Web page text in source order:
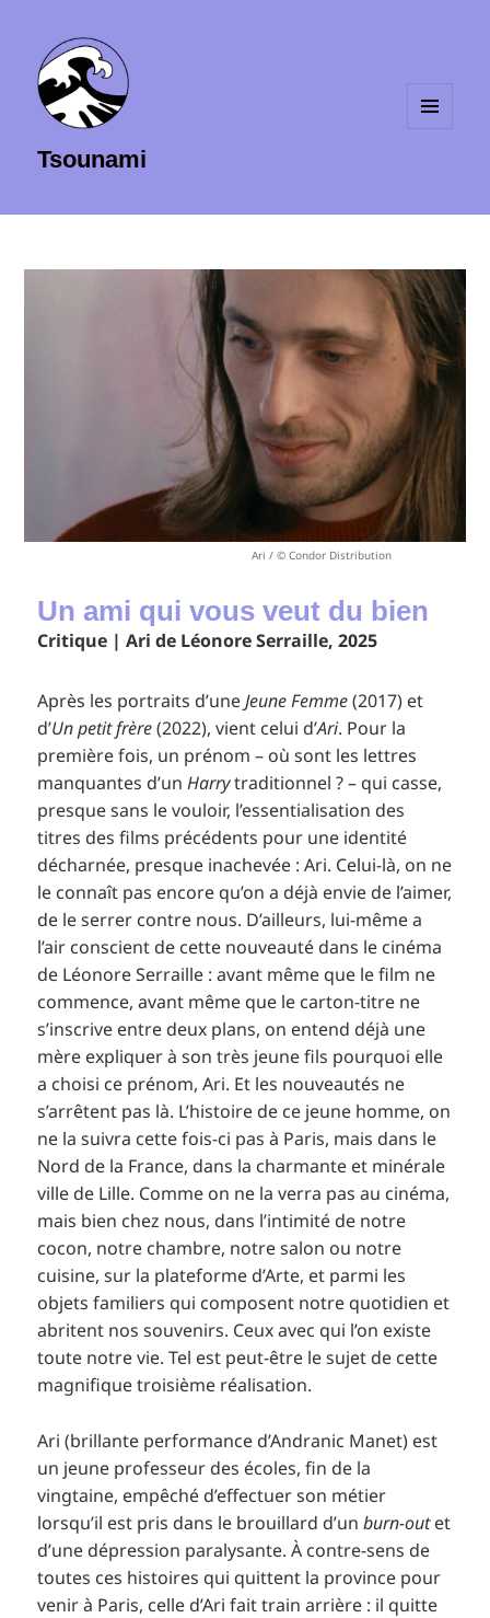
Tsounami
Ari / © Condor Distribution
Un ami qui vous veut du bien
Critique | Ari de Léonore Serraille, 2025
Après les portraits d’uneJeune Femme(2017) et
d’Un petit frère(2022), vient celui d’Ari. Pour la
première fois, un prénom – où sont les lettres
manquantes d’unHarrytraditionnel ? – qui casse,
presque sans le vouloir, l’essentialisation des
titres des films précédents pour une identité
décharnée, presque inachevée : Ari. Celui-là, on ne
le connaît pas encore qu’on a déjà envie de l’aimer,
de le serrer contre nous. D’ailleurs, lui-même a
l’air conscient de cette nouveauté dans le cinéma
de Léonore Serraille : avant même que le film ne
commence, avant même que le carton-titre ne
s’inscrive entre deux plans, on entend déjà une
mère expliquer à son très jeune fils pourquoi elle
a choisi ce prénom, Ari. Et les nouveautés ne
s’arrêtent pas là. L’histoire de ce jeune homme, on
ne la suivra cette fois-ci pas à Paris, mais dans le
Nord de la France, dans la charmante et minérale
ville de Lille. Comme on ne la verra pas au cinéma,
mais bien chez nous, dans l’intimité de notre
cocon, notre chambre, notre salon ou notre
cuisine, sur la plateforme d’Arte, et parmi les
objets familiers qui composent notre quotidien et
abritent nos souvenirs. Ceux avec qui l’on existe
toute notre vie. Tel est peut-être le sujet de cette
magnifique troisième réalisation.
Ari (brillante performance d’Andranic Manet) est
un jeune professeur des écoles, fin de la
vingtaine, empêché d’effectuer son métier
lorsqu’il est pris dans le brouillard d’unburn-outet
d’une dépression paralysante. À contre-sens de
toutes ces histoires qui quittent la province pour
venir à Paris, celle d’Ari fait train arrière : il quitte